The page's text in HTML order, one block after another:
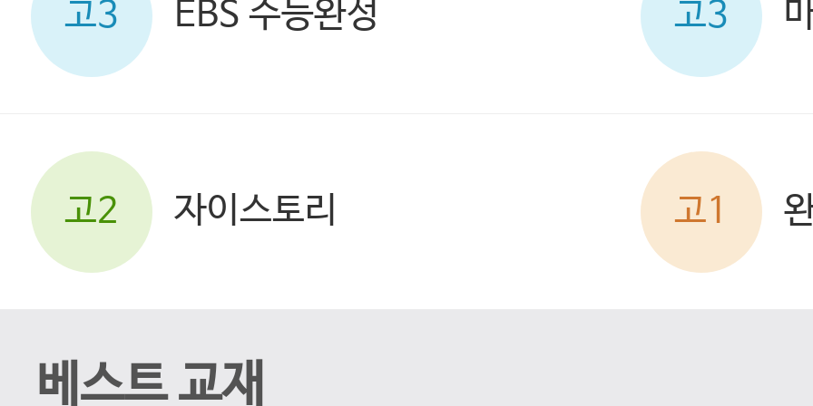
고3 EBS 수능완성 고3
고2 자이스토리 고1
베스트 교재